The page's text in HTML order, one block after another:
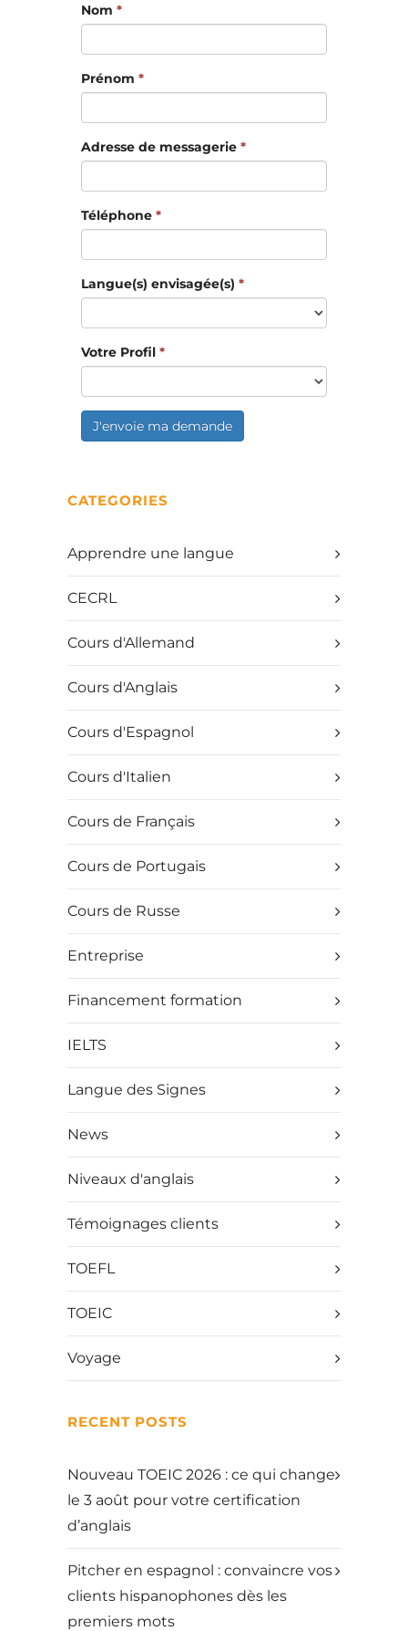
Nom *
Prénom *
Adresse de messagerie *
Téléphone *
Langue(s) envisagée(s) *
Votre Profil *
J'envoie ma demande
CATEGORIES
Apprendre une langue
CECRL
Cours d'Allemand
Cours d'Anglais
Cours d'Espagnol
Cours d'Italien
Cours de Français
Cours de Portugais
Cours de Russe
Entreprise
Financement formation
IELTS
Langue des Signes
News
Niveaux d'anglais
Témoignages clients
TOEFL
TOEIC
Voyage
RECENT POSTS
Nouveau TOEIC 2026 : ce qui change
le 3 août pour votre certification
d’anglais
Pitcher en espagnol : convaincre vos
clients hispanophones dès les
premiers mots